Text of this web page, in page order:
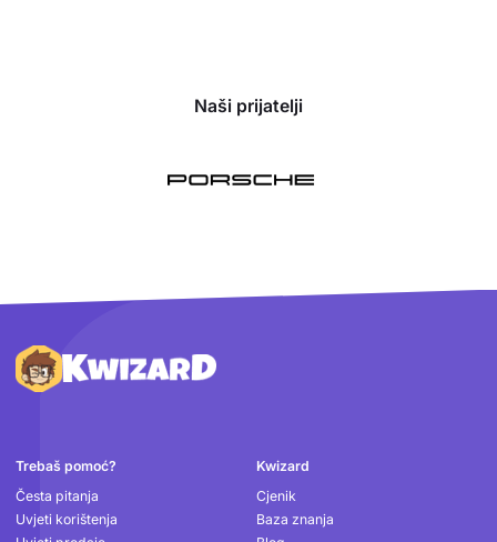
Naši prijatelji
Podnožje
Trebaš pomoć?
Česta pitanja
Uvjeti korištenja
Kwizard
Cjenik
Baza znanja